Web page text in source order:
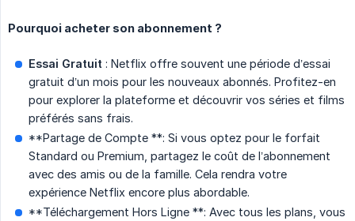
Pourquoi acheter son abonnement ?
Essai Gratuit : Netflix offre souvent une période d’essai
gratuit d’un mois pour les nouveaux abonnés. Profitez-en
pour explorer la plateforme et découvrir vos séries et films
préférés sans frais.
**Partage de Compte **: Si vous optez pour le forfait
Standard ou Premium, partagez le coût de l’abonnement
avec des amis ou de la famille. Cela rendra votre
expérience Netflix encore plus abordable.
**Téléchargement Hors Ligne **: Avec tous les plans, vous